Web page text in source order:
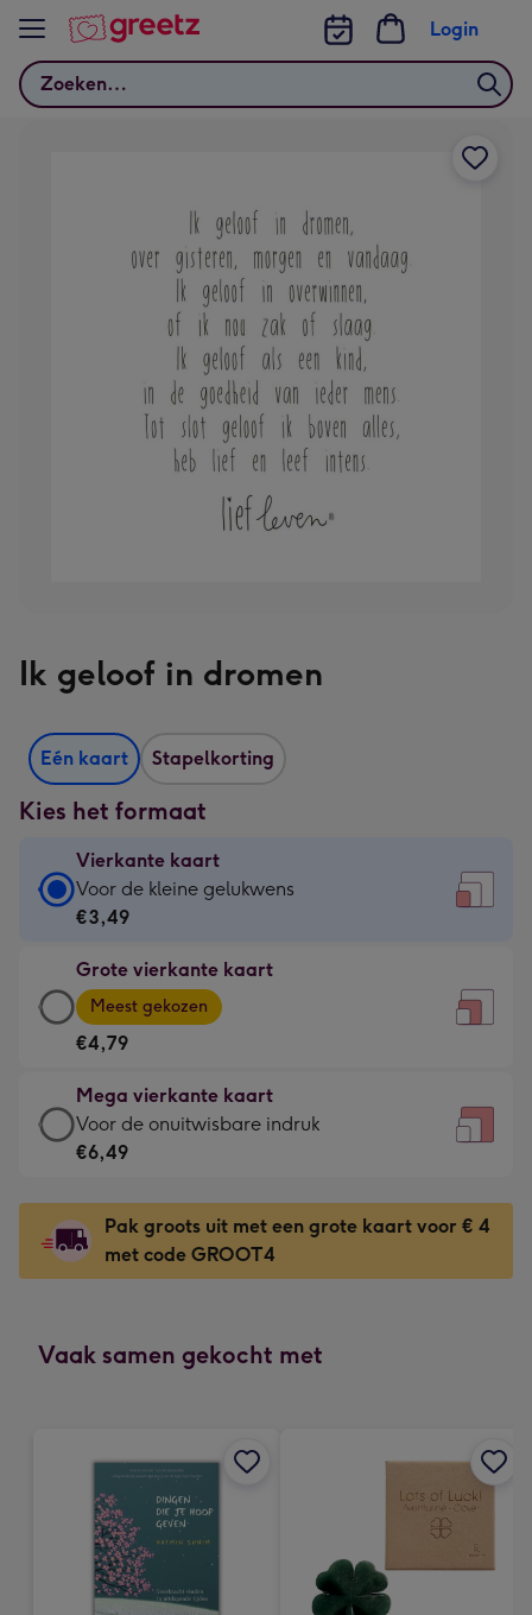
Bekijk meer
Zoeken
Login
Ik geloof in dromen
Eén kaart Stapelkorting
Kies het formaat
Vierkante kaart
Vierkante
kaart
€3,49
-
Voor
kleine
gelukwens
-
130
x
130
mm
Voor de kleine gelukwens
€3,49
Grote vierkante kaart
Grote
vierkante
kaart
-
€4,79
-
Meest
-
Dimensions:
167
mm
Meest gekozen
€4,79
Mega vierkante kaart
Mega
vierkante
-
€6,49
-
onuitwisbare
240
240
mm
Voor de onuitwisbare indruk
€6,49
Pak groots uit met een grote kaart voor € 4
met code GROOT4
Vaak samen gekocht met